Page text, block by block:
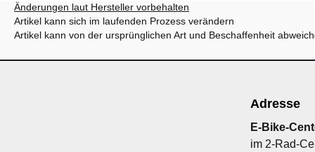
Änderungen laut Hersteller vorbehalten
Artikel kann sich im laufenden Prozess verändern
Artikel kann von der ursprünglichen Art und Beschaffenheit
Adresse
E-Bike-
im 2-Rad-